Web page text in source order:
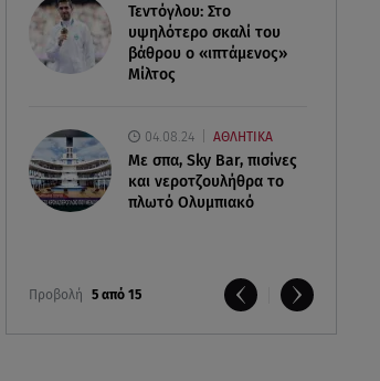
Τεντόγλου: Στο
υψηλότερο σκαλί του
βάθρου ο «ιπτάμενος»
Μίλτος
04.08.24 ΑΘΛΗΤΙΚΑ
Με σπα, Sky Bar, πισίνες
και νεροτζουλήθρα το
πλωτό Ολυμπιακό
Προβολή 5 από 15